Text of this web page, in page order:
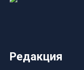
Редакция